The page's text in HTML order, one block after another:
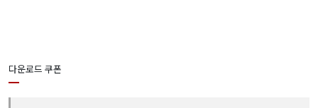
다운로드 쿠폰